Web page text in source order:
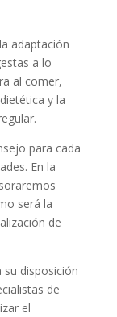
adaptación
a lo
al comer,
y la
para cada
En la
será la
de
su disposición
de
el